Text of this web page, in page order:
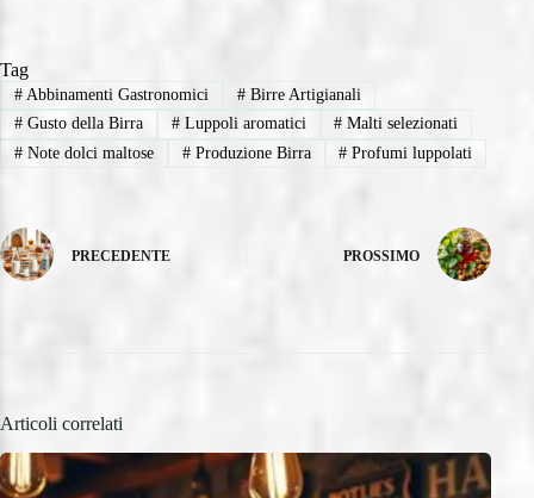
Tag
#Abbinamenti Gastronomici #Birre Artigianali
#Gusto della Birra #Luppoli aromatici # Malti selezionati
#Note dolci maltose #Produzione Birra # Profumi luppolati
PRECEDENTE PROSSIMO
Articoli correlati